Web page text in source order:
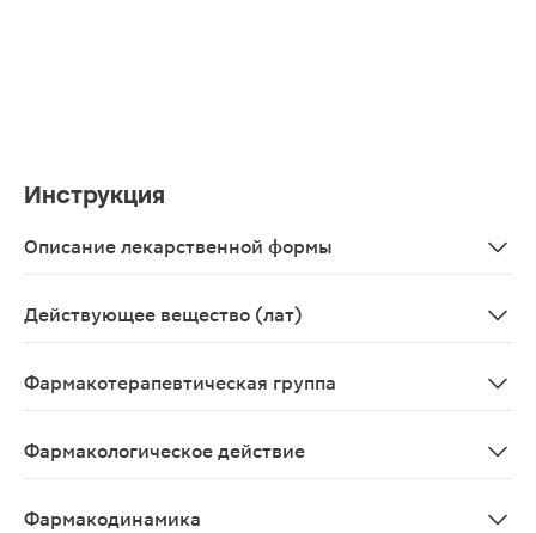
Инструкция
Описание лекарственной формы
Действующее вещество (лат)
Фармакотерапевтическая группа
Фармакологическое действие
Фармакодинамика